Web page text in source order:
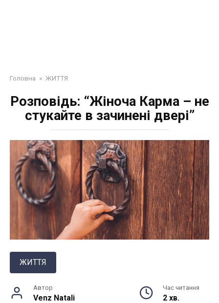
Головна » ЖИТТЯ
Розповідь: “Жіноча Карма – не
стукайте в зачинені двері”
ЖИТТЯ
Автор
Venz Natali
Час читання
2 хв.